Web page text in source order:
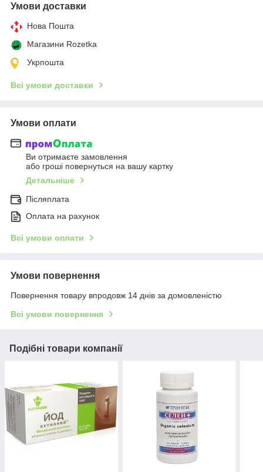
Умови доставки
Нова Пошта
Магазини Rozetka
Укрпошта
Всі умови доставки
Умови оплати
Ви отримаєте замовлення
або гроші повернуться на вашу картку
Детальніше
Післяплата
Оплата на рахунок
Всі умови оплати
Умови повернення
Повернення товару впродовж 14 днів за домовленістю
Всі умови повернення
Подібні товари компанії